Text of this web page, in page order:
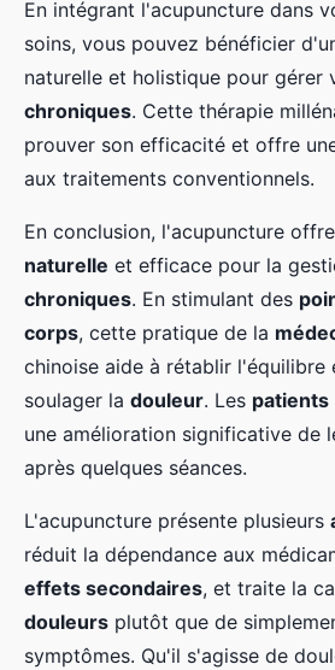
En intégrant l'acupuncture dans
soins, vous pouvez bénéficier
naturelle et holistique pour gérer
chroniques. Cette thérapie
prouver son efficacité et offre
aux traitements conventionnels.
En conclusion, l'acupuncture
naturelle et efficace pour la
chroniques. En stimulant des
corps, cette pratique de la
chinoise aide à rétablir l'équilibre
soulager la douleur. Les patients
une amélioration significative de
après quelques séances.
L'acupuncture présente plusieurs
réduit la dépendance aux
effets secondaires, et traite la
douleurs plutôt que de
symptômes. Qu'il s'agisse de